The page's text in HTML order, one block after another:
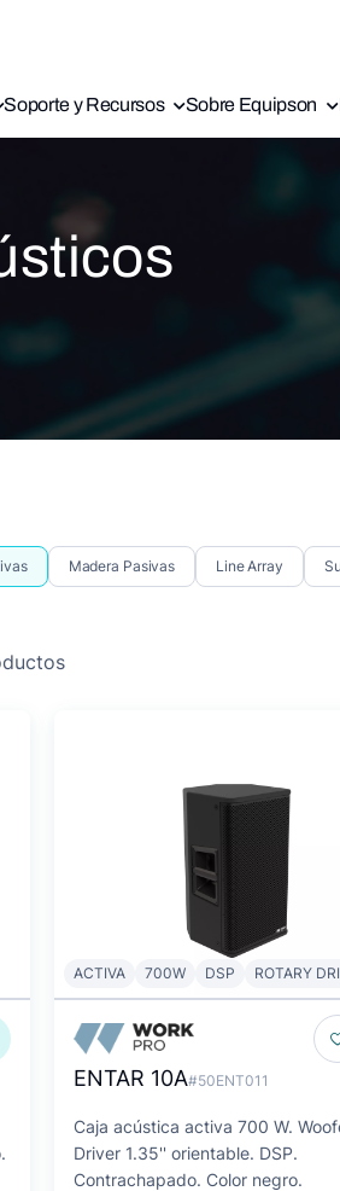
Soporte y Recursos Sobre Equipson
Madera Pasivas Line Array
ACTIVA 700W DSP ROTARY
ENTAR 10A#50ENT011
Caja acústica activa 700 W.
Driver 1.35'' orientable. DSP.
Contrachapado. Color negro.